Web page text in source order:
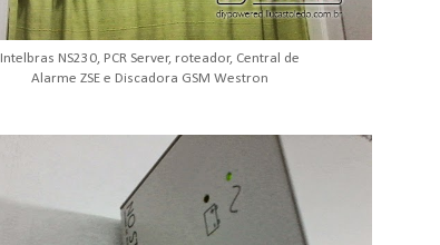
Intelbras NS230, PCR Server, roteador, Central de
Alarme ZSE e Discadora GSM Westron